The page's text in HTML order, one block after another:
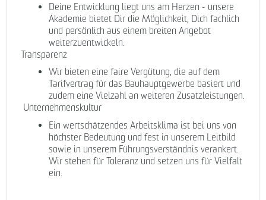
Deine Entwicklung liegt uns am Herzen - unsere
Akademie bietet Dir die Möglichkeit, Dich fachlich
und persönlich aus einem breiten Angebot
weiterzuentwickeln.
Transparenz
Wir bieten eine faire Vergütung, die auf dem
Tarifvertrag für das Bauhauptgewerbe basiert und
zudem eine Vielzahl an weiteren Zusatzleistungen.
Unternehmenskultur
Ein wertschätzendes Arbeitsklima ist bei uns von
höchster Bedeutung und fest in unserem Leitbild
sowie in unserem Führungsverständnis verankert.
Wir stehen für Toleranz und setzen uns für Vielfalt
ein.